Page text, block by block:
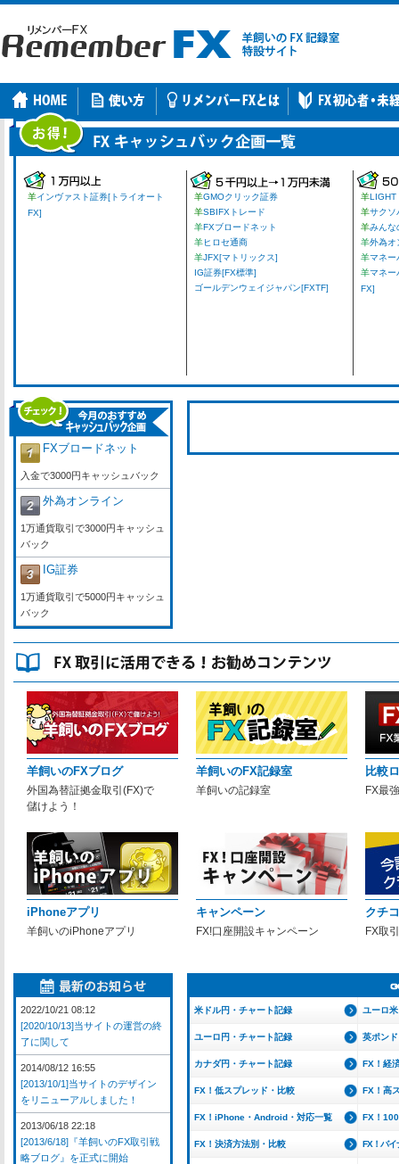
羊インヴァスト証券[トライオート
FX]
羊GMOクリック証券
羊SBIFXトレード
羊FXブロードネット
羊ヒロセ通商
羊JFX[マトリックス]
IG証券[FX標準]
ゴールデンウェイジャパン[FXTF]
羊LIGHT
羊サクソ
羊みんな
羊外為オ
羊マネー
羊マネー
FX]
FXブロードネット
入金で3000円キャッシュバック
外為オンライン
1万通貨取引で3000円キャッシュ
バック
IG証券
1万通貨取引で5000円キャッシュ
バック
羊飼いのFXブログ
外国為替証拠金取引(FX)で
儲けよう！
羊飼いのFX記録室
羊飼いの記録室
比較
FX最
iPhoneアプリ
羊飼いのiPhoneアプリ
キャンペーン
FX!口座開設キャンペーン
クチ
FX取
米ドル円・チャート記録 ユーロ
ユーロ円・チャート記録 英ポン
カナダ円・チャート記録 FX！経
FX！低スプレッド・比較 FX！高
FX！iPhone・Android・対応一覧 FX！
FX！決済方法別・比較 FX！バイ
2022/10/21 08:12
[2020/10/13]当サイトの運営の終
了に関して
2014/08/12 16:55
[2013/10/1]当サイトのデザイン
をリニューアルしました！
2013/06/18 22:18
[2013/6/18]『羊飼いのFX取引戦
略ブログ』を正式に開始